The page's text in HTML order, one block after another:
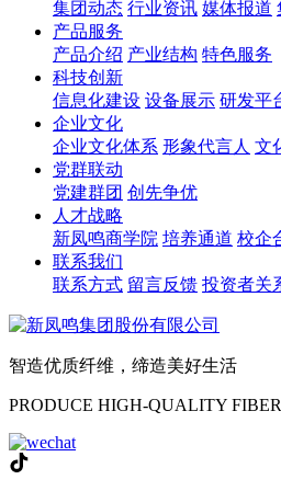
集团动态 行业资讯 媒体报道
产品服务
产品介绍 产业结构 特色服务
科技创新
信息化建设 设备展示 研发平
企业文化
企业文化体系 形象代言人 文
党群联动
党建群团 创先争优
人才战略
新凤鸣商学院 培养通道 校企
联系我们
联系方式 留言反馈 投资者关
智造优质纤维，缔造美好生活
PRODUCE HIGH-QUALITY